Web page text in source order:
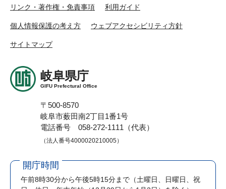
リンク・著作権・免責事項 利用ガイド
個人情報保護の考え方 ウェブアクセシビリティ方針
サイトマップ
岐阜県庁
GIFU Prefectural Office
〒500-8570
岐阜市薮田南2丁目1番1号
電話番号 058-272-1111（代表）
（法人番号4000020210005）
開庁時間
午前8時30分から午後5時15分まで （土曜日、日曜日、祝